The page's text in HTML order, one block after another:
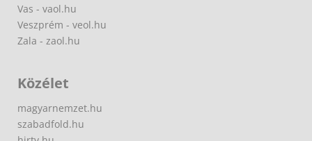
Vas - vaol.hu
Veszprém - veol.hu
Zala - zaol.hu
Közélet
magyarnemzet.hu
szabadfold.hu